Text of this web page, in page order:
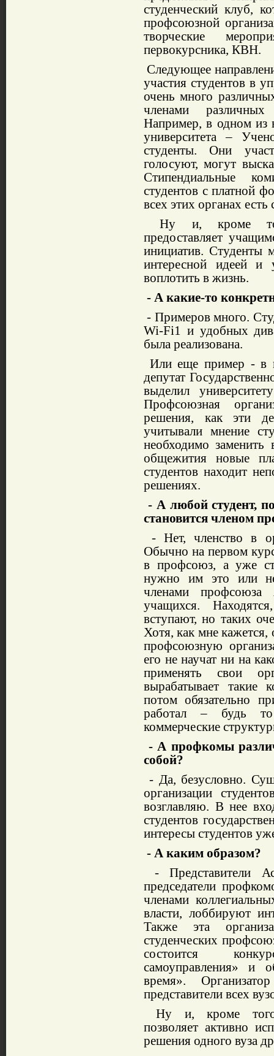
студенческий клуб,
профсоюзной
творческие
первокурсника, КВН.
Следующее
участия студентов в
очень много
членами
Например, в одном из
университета –
студенты. Они
голосуют, могут
Стипендиальные
студентов с платной
всех этих органах есть
Ну и, кроме
предоставляет
инициатив. Студенты
интересной идеей
воплотить в жизнь.
- А какие-то
- Примеров много.
Wi-Fi1 и удобных
была реализована.
Или еще пример - в
депутат
выделил
Профсоюзная
решения, как эти
учитывали мнение
необходимо
общежития новые
студентов находит
решениях.
- А любой студент,
становится членом
- Нет, членство в
Обычно на первом
в профсоюз, а уже
нужно им это или
членами
учащихся.
вступают, но таких
Хотя, как мне
профсоюзную
его не научат ни на
применять свои
вырабатывает такие
потом обязательно
работал – будь то
коммерческие
- А профкомы
собой?
- Да, безусловно.
организации
возглавляю. В нее
студентов
интересы студентов
- А каким образом?
- Представители
председатели
членами
власти, лоббируют
Также эта
студенческих
состоится
самоуправления» и
время».
представители всех
Ну и, кроме того,
позволяет активно
решения одного вуза